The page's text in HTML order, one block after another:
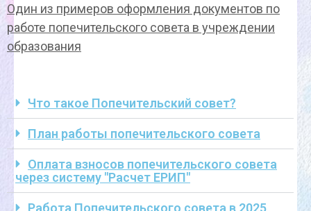
Один из примеров оформления документов по
работе попечительского совета в учреждении
образования
Что такое Попечительский совет?
План работы попечительского совета
Оплата взносов попечительского совета
через систему "Расчет ЕРИП"
Работа Попечительского совета в 2025